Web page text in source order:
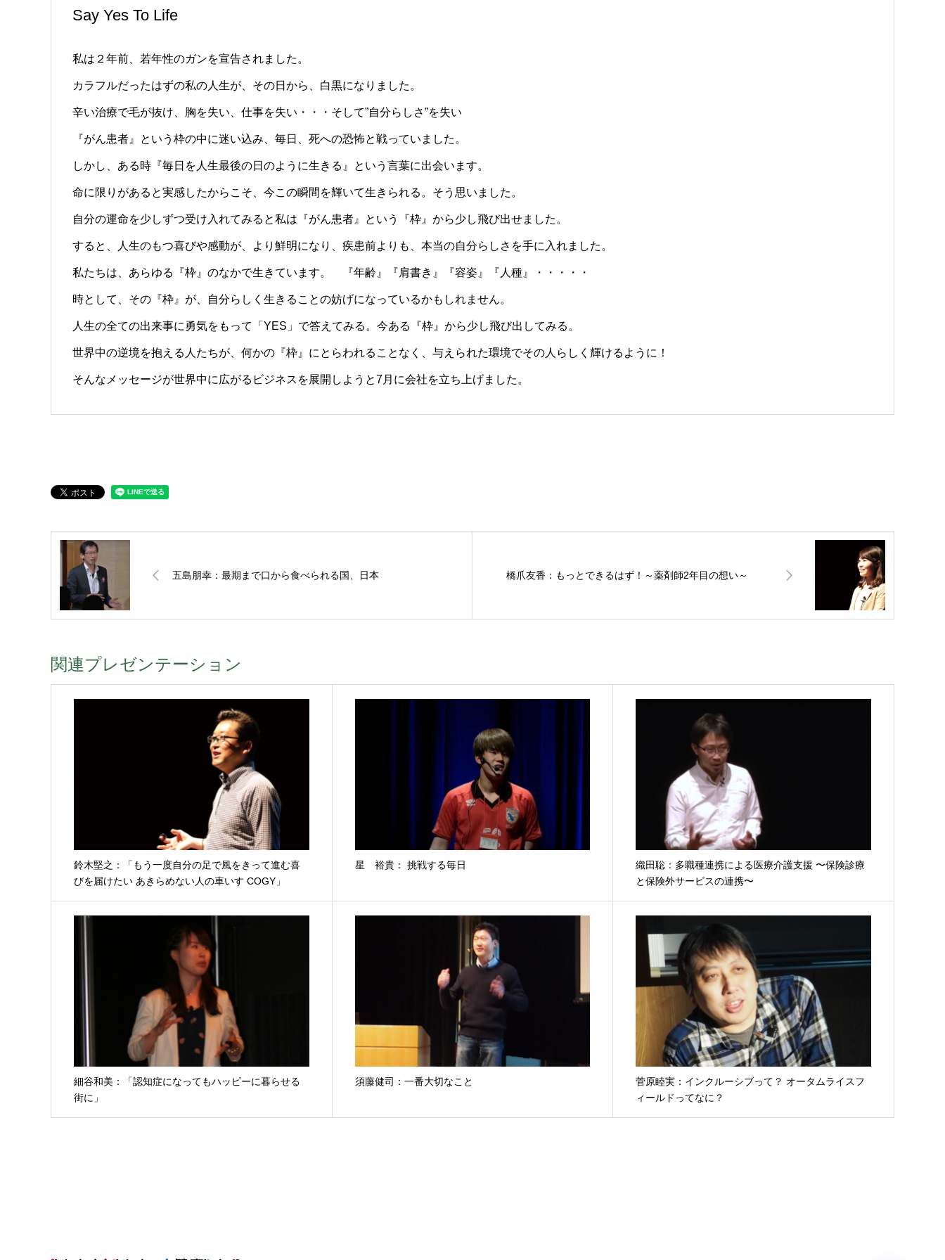
Say Yes To Life
私は２年前、若年性のガンを宣告されました。
カラフルだったはずの私の人生が、その日から、白黒になりました。
辛い治療で毛が抜け、胸を失い、仕事を失い・・・そして”自分らしさ”を失い
『がん患者』という枠の中に迷い込み、毎日、死への恐怖と戦っていました。
しかし、ある時『毎日を人生最後の日のように生きる』という言葉に出会います。
命に限りがあると実感したからこそ、今この瞬間を輝いて生きられる。そう思いました。
自分の運命を少しずつ受け入れてみると私は『がん患者』という『枠』から少し飛び出せました。
すると、人生のもつ喜びや感動が、より鮮明になり、疾患前よりも、本当の自分らしさを手に入れました。
私たちは、あらゆる『枠』のなかで生きています。 『年齢』『肩書き』『容姿』『人種』・・・・・
時として、その『枠』が、自分らしく生きることの妨げになっているかもしれません。
人生の全ての出来事に勇気をもって「YES」で答えてみる。今ある『枠』から少し飛び出してみる。
世界中の逆境を抱える人たちが、何かの『枠』にとらわれることなく、与えられた環境でその人らしく輝けるように！
そんなメッセージが世界中に広がるビジネスを展開しようと7月に会社を立ち上げました。
五島朋幸：最期まで口から食べられる国、日本 橋爪友香：もっとできるはず！～薬剤師2年目の想い～
関連プレゼンテーション
鈴木堅之：「もう一度自分の足で風をきって進む喜
びを届けたい あきらめない人の車いす COGY」
星 裕貴： 挑戦する毎日
織田聡：多職種連携による医療介護支援 〜保険診療
と保険外サービスの連携〜
細谷和美：「認知症になってもハッピーに暮らせる
街に」
須藤健司：一番大切なこと
菅原睦実：インクルーシブって？ オータムライスフ
ィールドってなに？